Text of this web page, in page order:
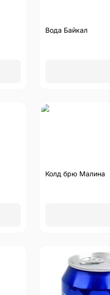
Вода Байкал
Колд брю Малина